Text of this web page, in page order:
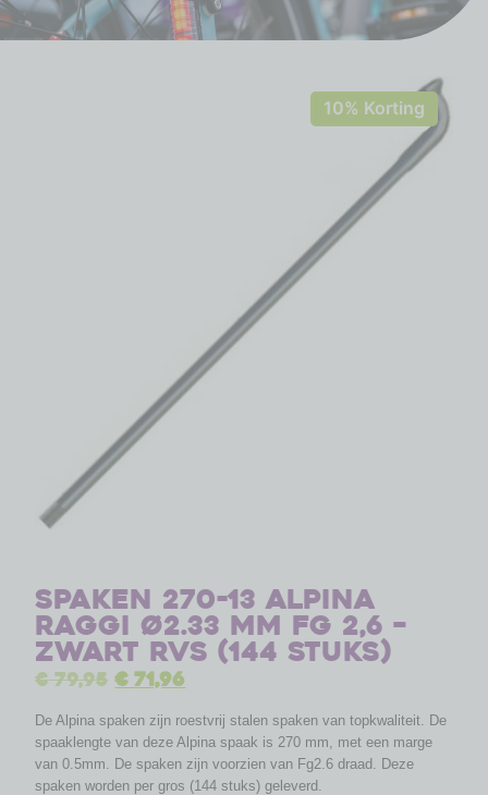
10% Korting
Spaken 270-13 Alpina
Raggi ø2.33 mm FG 2,6 –
zwart RVS (144 stuks)
€79,95 €71,96
De Alpina spaken zijn roestvrij stalen spaken van topkwaliteit. De
spaaklengte van deze Alpina spaak is 270 mm, met een marge
van 0.5mm. De spaken zijn voorzien van Fg2.6 draad. Deze
spaken worden per gros (144 stuks) geleverd.